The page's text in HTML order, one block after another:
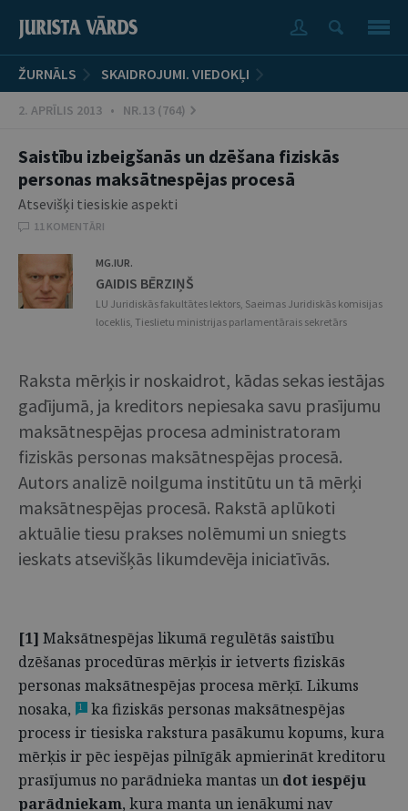
ŽURNĀLS SKAIDROJUMI. VIEDOKĻI
2. APRĪLIS 2013 • NR.13 (764)
Saistību izbeigšanās un dzēšana fiziskās
personas maksātnespējas procesā
Atsevišķi tiesiskie aspekti
11 KOMENTĀRI
MG.IUR.
GAIDIS BĒRZIŅŠ
LU Juridiskās fakultātes lektors, Saeimas Juridiskās komisijas
loceklis, Tieslietu ministrijas parlamentārais sekretārs
Raksta mērķis ir noskaidrot, kādas sekas iestājas
gadījumā, ja kreditors nepiesaka savu prasījumu
maksātnespējas procesa administratoram
fiziskās personas maksātnespējas procesā.
Autors analizē noilguma institūtu un tā mērķi
maksātnespējas procesā. Rakstā aplūkoti
aktuālie tiesu prakses nolēmumi un sniegts
ieskats atsevišķās likumdevēja iniciatīvās.
[1] Maksātnespējas likumā regulētās saistību
dzēšanas procedūras mērķis ir ietverts fiziskās
personas maksātnespējas procesa mērķī. Likums
nosaka,
1
ka fiziskās personas maksātnespējas
process ir tiesiska rakstura pasākumu kopums, kura
mērķis ir pēc iespējas pilnīgāk apmierināt kreditoru
prasījumus no parādnieka mantas un dot iespēju
parādniekam, kura manta un ienākumi nav